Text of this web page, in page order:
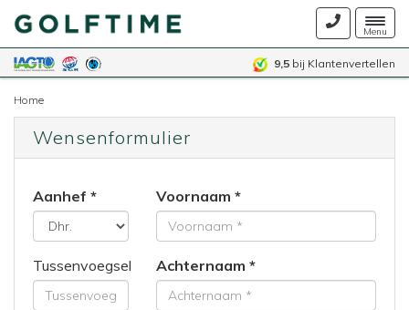
Menu
9,5 bij Klantenvertellen
Home
Wensenformulier
Aanhef Voornaam
Tussenvoegsel Achternaam